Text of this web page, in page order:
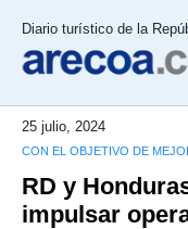
Diario turístico de la
25 julio, 2024
CON EL OBJETIVO DE
RD y
impulsar